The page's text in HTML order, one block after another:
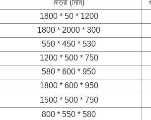
মাত্রা (মিমি)
1800 * 50 * 1200
1800 * 2000 * 300
550 * 450 * 530
1200 * 500 * 750
580 * 600 * 950
1800 * 600 * 950
1500 * 500 * 750
800 * 550 * 580